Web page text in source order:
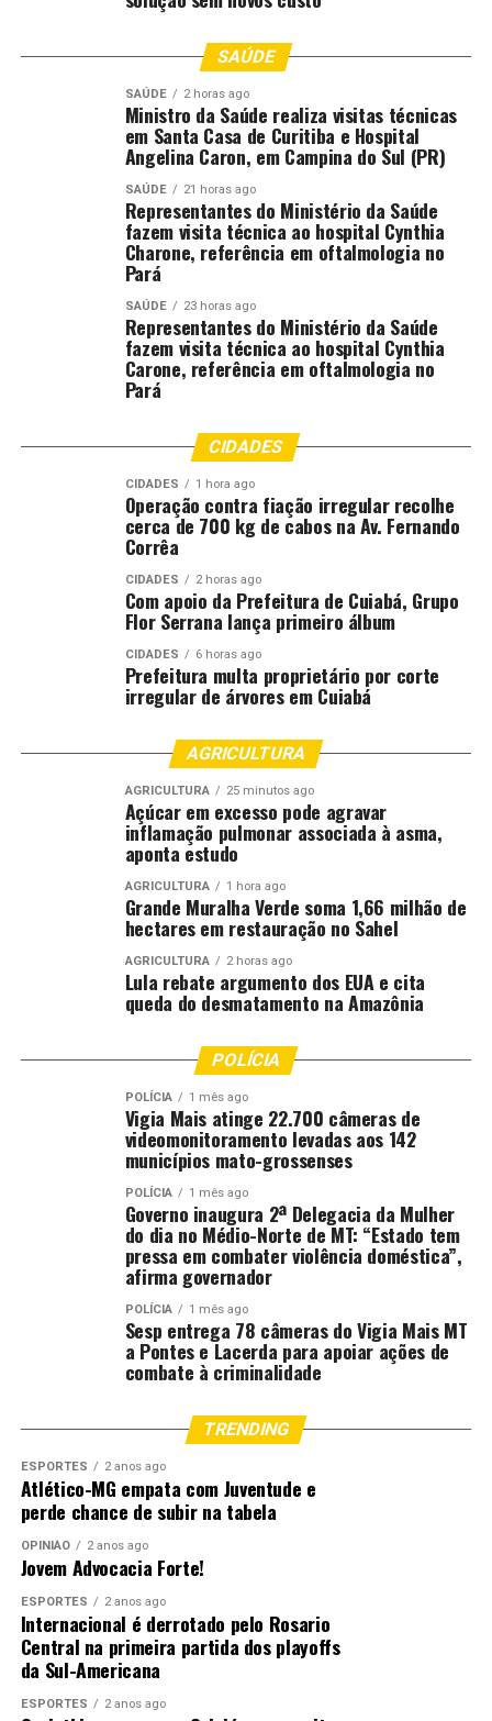
pelo clube ao longo dos anos. “É uma maneira de
Cuiabá. O futebol transforma vidas e queremos levar
essa oportunidade para dentro das comunidades,
ajudando essas crianças a sonharem e construírem um
futuro melhor”, destacou.
Presente no lançamento, a vereadora Michelly Alencar
destacou o impacto social da iniciativa. “O esporte
transforma realidades e cria oportunidades. Estamos
levando atividades de qualidade para regiões que
durante muitos anos ficaram sem investimentos e sem
espaços adequados para a prática esportiva”, afirmou.
O vereador Coronel Dias ressaltou que o projeto
contribui diretamente para a formação cidadã dos
mas todos terão a oportunidade de desenvolver
disciplina, valores e perspectivas de futuro por meio do
esporte”, declarou.
Também participou do evento a vereadora Samantha
Íris, que destacou a importância de investir na juventude
por meio de ações que unam esporte e educação.
“Quando oferecemos oportunidades para nossas
crianças e adolescentes, estamos investindo
diretamente no futuro da nossa cidade. Esse projeto é
uma ferramenta de transformação social e inclusão”,
Representantes da gestão municipal também estiveram
presentes. A expectativa da Prefeitura é ampliar o
número de vagas nos próximos anos, conforme a
expansão da infraestrutura esportiva da capital e a
captação de novos recursos para o programa.
Comentários
ESPORTES LANÇAM
PROJETO
Após despedida no Maracanã, seleção faz amistosos nos
Prefeitura abre 2,6 mil vagas para o projeto “Bom de
Esporte, Bom de Escola” em Cuiabá
SAÚDE
SAÚDE 2 horas ago
Ministro da Saúde realiza visitas técnicas
em Santa Casa de Curitiba e Hospital
Angelina Caron, em Campina do Sul (PR)
SAÚDE 21 horas ago
Representantes do Ministério da Saúde
fazem visita técnica ao hospital Cynthia
Charone, referência em oftalmologia no
Pará
SAÚDE 23 horas ago
Representantes do Ministério da Saúde
fazem visita técnica ao hospital Cynthia
Carone, referência em oftalmologia no
Pará
CIDADES
CIDADES 1 hora ago
Operação contra fiação irregular recolhe
cerca de 700 kg de cabos na Av. Fernando
Corrêa
CIDADES 2 horas ago
Com apoio da Prefeitura de Cuiabá, Grupo
Flor Serrana lança primeiro álbum
CIDADES 6 horas ago
Prefeitura multa proprietário por corte
irregular de árvores em Cuiabá
AGRICULTURA
AGRICULTURA 25 minutos ago
Açúcar em excesso pode agravar
inflamação pulmonar associada à asma,
aponta estudo
AGRICULTURA 1 hora ago
Grande Muralha Verde soma 1,66 milhão de
hectares em restauração no Sahel
AGRICULTURA 2 horas ago
Lula rebate argumento dos EUA e cita
queda do desmatamento na Amazônia
POLÍCIA
POLÍCIA 1 mês ago
Vigia Mais atinge 22.700 câmeras de
videomonitoramento levadas aos 142
municípios mato-grossenses
POLÍCIA 1 mês ago
Governo inaugura 2ª Delegacia da Mulher
do dia no Médio-Norte de MT: “Estado tem
pressa em combater violência doméstica”,
afirma governador
POLÍCIA 1 mês ago
Sesp entrega 78 câmeras do Vigia Mais MT
a Pontes e Lacerda para apoiar ações de
combate à criminalidade
TRENDING
ESPORTES 2 anos ago
Atlético-MG empata com Juventude e
perde chance de subir na tabela
OPINIÃO 2 anos ago
Jovem Advocacia Forte!
ESPORTES 2 anos ago
Internacional é derrotado pelo Rosario
Central na primeira partida dos playoffs
da Sul-Americana
ESPORTES 2 anos ago